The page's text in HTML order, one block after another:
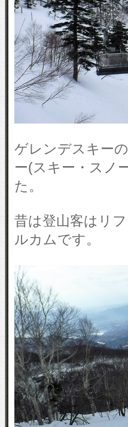
ゲレンデスキー
ー(スキー・スノ
た。
昔は登山客はリ
ルカムです。